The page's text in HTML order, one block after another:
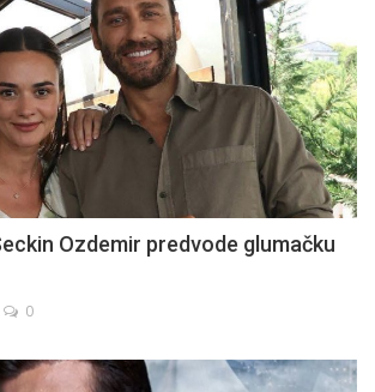
Ozdemir predvode glumačku
0